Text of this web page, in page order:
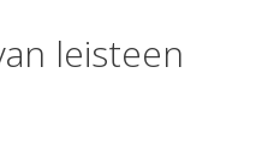
leisteen